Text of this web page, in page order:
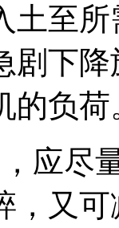
土至
剧下
机的
尽量
，又